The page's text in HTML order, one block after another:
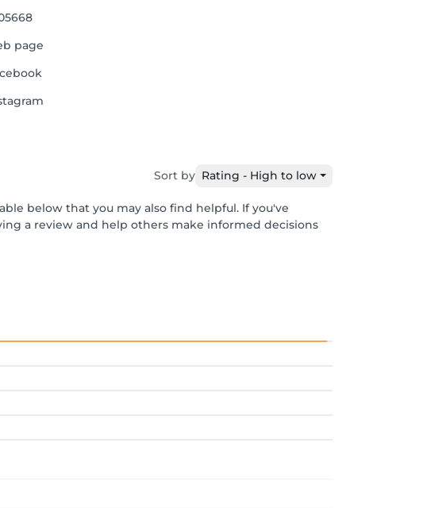
page
Sort by Rating - High to low
below that you may also find helpful. If you've
a review and help others make informed decisions